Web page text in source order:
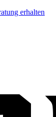
erhalten